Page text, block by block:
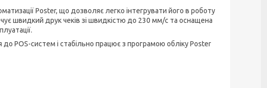
Poster, що дозволяє легко інтегрувати його в роботу
швидкий друк чеків зі швидкістю до 230 мм/с та оснащена
POS-систем і стабільно працює з програмою обліку Poster